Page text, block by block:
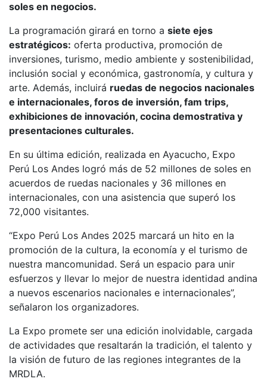
soles en negocios.
La programación girará en torno a siete ejes
estratégicos: oferta productiva, promoción de
inversiones, turismo, medio ambiente y sostenibilidad,
inclusión social y económica, gastronomía, y cultura y
arte. Además, incluirá ruedas de negocios nacionales
e internacionales, foros de inversión, fam trips,
exhibiciones de innovación, cocina demostrativa y
presentaciones culturales.
En su última edición, realizada en Ayacucho, Expo
Perú Los Andes logró más de 52 millones de soles en
acuerdos de ruedas nacionales y 36 millones en
internacionales, con una asistencia que superó los
72,000 visitantes.
“Expo Perú Los Andes 2025 marcará un hito en la
promoción de la cultura, la economía y el turismo de
nuestra mancomunidad. Será un espacio para unir
esfuerzos y llevar lo mejor de nuestra identidad andina
a nuevos escenarios nacionales e internacionales”,
señalaron los organizadores.
La Expo promete ser una edición inolvidable, cargada
de actividades que resaltarán la tradición, el talento y
la visión de futuro de las regiones integrantes de la
MRDLA.